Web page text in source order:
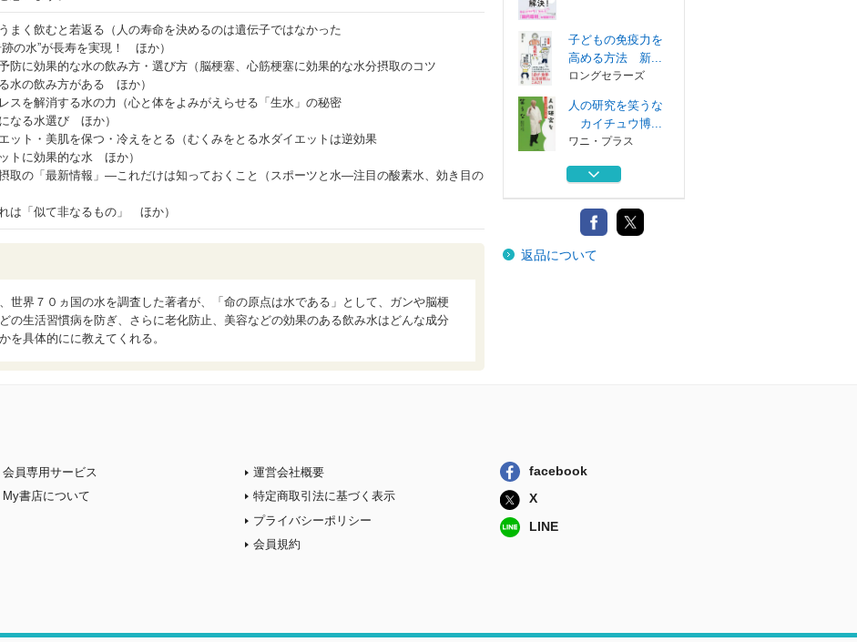
く飲むと若返る（人の寿命を決めるのは遺伝子ではなかった
の水”が長寿を実現！ ほか）
に効果的な水の飲み方・選び方（脳梗塞、心筋梗塞に効果的な水分摂取のコツ
水の飲み方がある ほか）
を解消する水の力（心と体をよみがえらせる「生水」の秘密
なる水選び ほか）
ト・美肌を保つ・冷えをとる（むくみをとる水ダイエットは逆効果
トに効果的な水 ほか）
取の「最新情報」―これだけは知っておくこと（スポーツと水―注目の酸素水、効き目の
は「似て非なるもの」 ほか）
世界７０ヵ国の水を調査した著者が、「命の原点は水である」として、ガンや脳梗
の生活習慣病を防ぎ、さらに老化防止、美容などの効果のある飲み水はどんな成分
を具体的にに教えてくれる。
子どもの免疫力を
高める方法 新...
ロングセラーズ
人の研究を笑うな
カイチュウ博...
ワニ・プラス
自分の腸を見てみ
ワニ・プラス
血液型と免疫力
宝島社
ワニ・プラス
返品について
会員専用サービス
My書店について
運営会社概要
特定商取引法に基づく表示
プライバシーポリシー
会員規約
facebook
X
LINE